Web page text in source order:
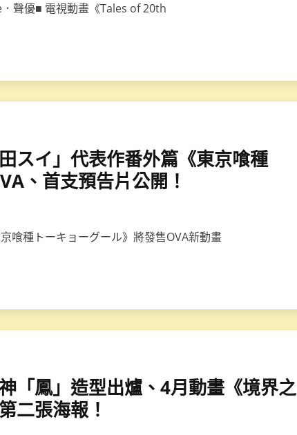
聲優■ 電視動畫《Tales of 20th
スイ」代表作番外篇《東京喰種
、首支預告片公開！
喰種トーキョーグール》將發售OVA新動畫
「鳳」造型出爐、4月動畫《境界之
二張海報！